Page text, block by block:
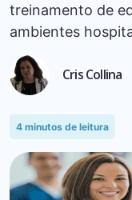
treinamento de
ambientes
Cris Collina
4 minutos de leitura